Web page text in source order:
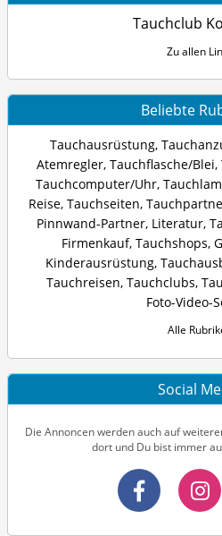
Tauchclub
Zu allen
Beliebte
Tauchausrüstung,
Atemregler, Tauchflasche/Blei,
Tauchcomputer/Uhr,
Reise, Tauchseiten,
Pinnwand-Partner, Literatur,
Firmenkauf, Tauchshops,
Kinderausrüstung,
Tauchreisen, Tauchclubs,
Foto-Video-
Alle
Social
Die Annoncen werden auch auf
dort und Du bist immer